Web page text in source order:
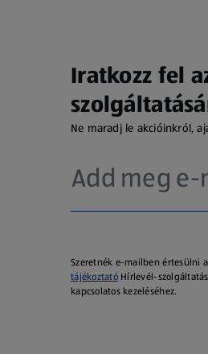
Iratkozz fel
Ne maradj le akcióinkról,
Szeretnék e-mailben értesülni
tájékoztatóHírlevél-
kapcsolatos kezeléséhez.